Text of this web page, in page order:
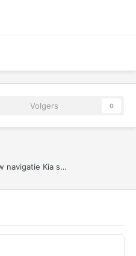
Volgers 0
verwijderen frame voor inbouw navigatie Kia sportage 2006